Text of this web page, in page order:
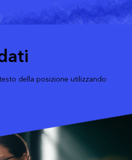
della posizione utilizzando